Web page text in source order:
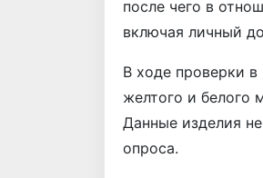
после чего в
включая личный
В ходе проверки
желтого и белого
Данные изделия
опроса.